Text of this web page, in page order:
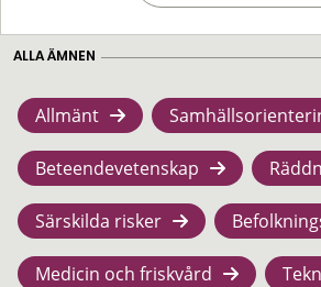
ALLA ÄMNEN
Allmänt
Beteendevetenskap
Särskilda risker
Medicin och friskvård